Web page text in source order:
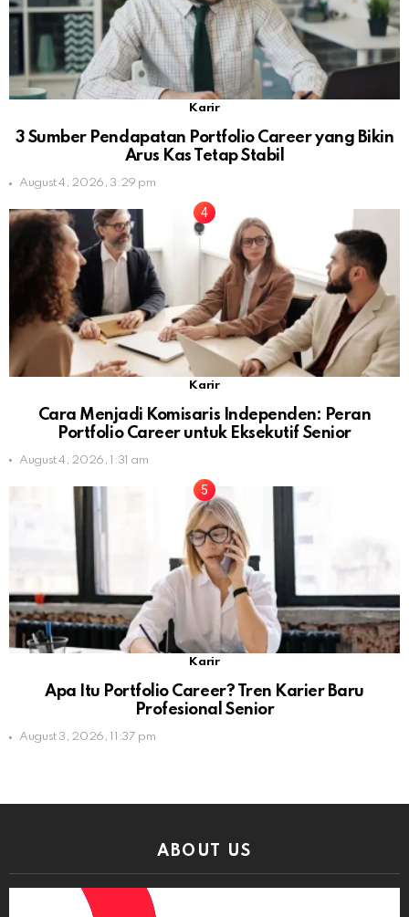
Karir
3 Sumber Pendapatan Portfolio Career yang Bikin
Arus Kas Tetap Stabil
August 4, 2026, 3:29 pm
Karir
Cara Menjadi Komisaris Independen: Peran
Portfolio Career untuk Eksekutif Senior
August 4, 2026, 1:31 am
Karir
Apa Itu Portfolio Career? Tren Karier Baru
Profesional Senior
August 3, 2026, 11:37 pm
ABOUT US